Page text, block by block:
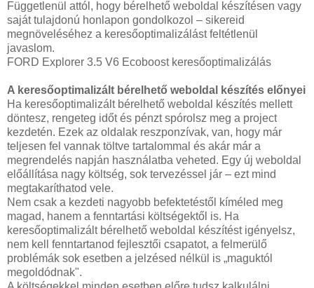
Függetlenül attól, hogy bérelhető weboldal készítésen vagy
saját tulajdonú honlapon gondolkozol – sikereid
megnöveléséhez a keresőoptimalizálást feltétlenül
javaslom.
FORD Explorer 3.5 V6 Ecoboost keresőoptimalizálás
A keresőoptimalizált bérelhető weboldal készítés előnyei
Ha keresőoptimalizált bérelhető weboldal készítés mellett
döntesz, rengeteg időt és pénzt spórolsz meg a project
kezdetén. Ezek az oldalak reszponzívak, van, hogy már
teljesen fel vannak töltve tartalommal és akár már a
megrendelés napján használatba veheted. Egy új weboldal
előállítása nagy költség, sok tervezéssel jár – ezt mind
megtakaríthatod vele.
Nem csak a kezdeti nagyobb befektetéstől kíméled meg
magad, hanem a fenntartási költségektől is. Ha
keresőoptimalizált bérelhető weboldal készítést igényelsz,
nem kell fenntartanod fejlesztői csapatot, a felmerülő
problémák sok esetben a jelzésed nélkül is „maguktól
megoldódnak".